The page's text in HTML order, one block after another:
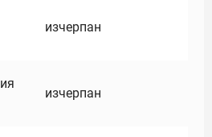
изчерпан
изчерпан